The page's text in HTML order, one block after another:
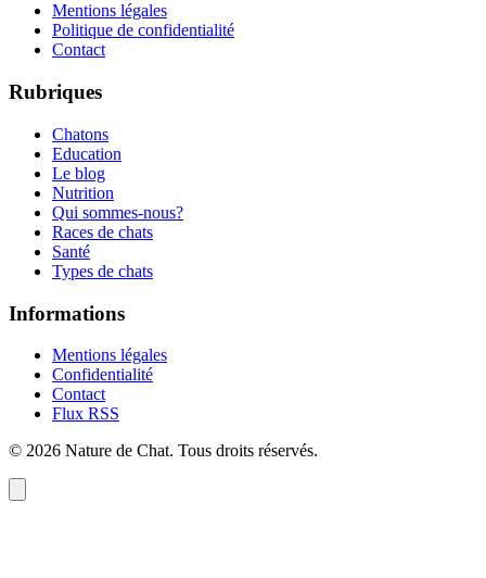
Mentions légales
Politique de confidentialité
Contact
Rubriques
Chatons
Education
Le blog
Nutrition
Qui sommes-nous?
Races de chats
Santé
Types de chats
Informations
Mentions légales
Confidentialité
Contact
Flux RSS
© 2026 Nature de Chat. Tous droits réservés.